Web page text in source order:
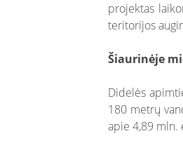
projektas
teritorijos
Šiaurinėje
Didelės
180 metrų
apie 4,89 mln.